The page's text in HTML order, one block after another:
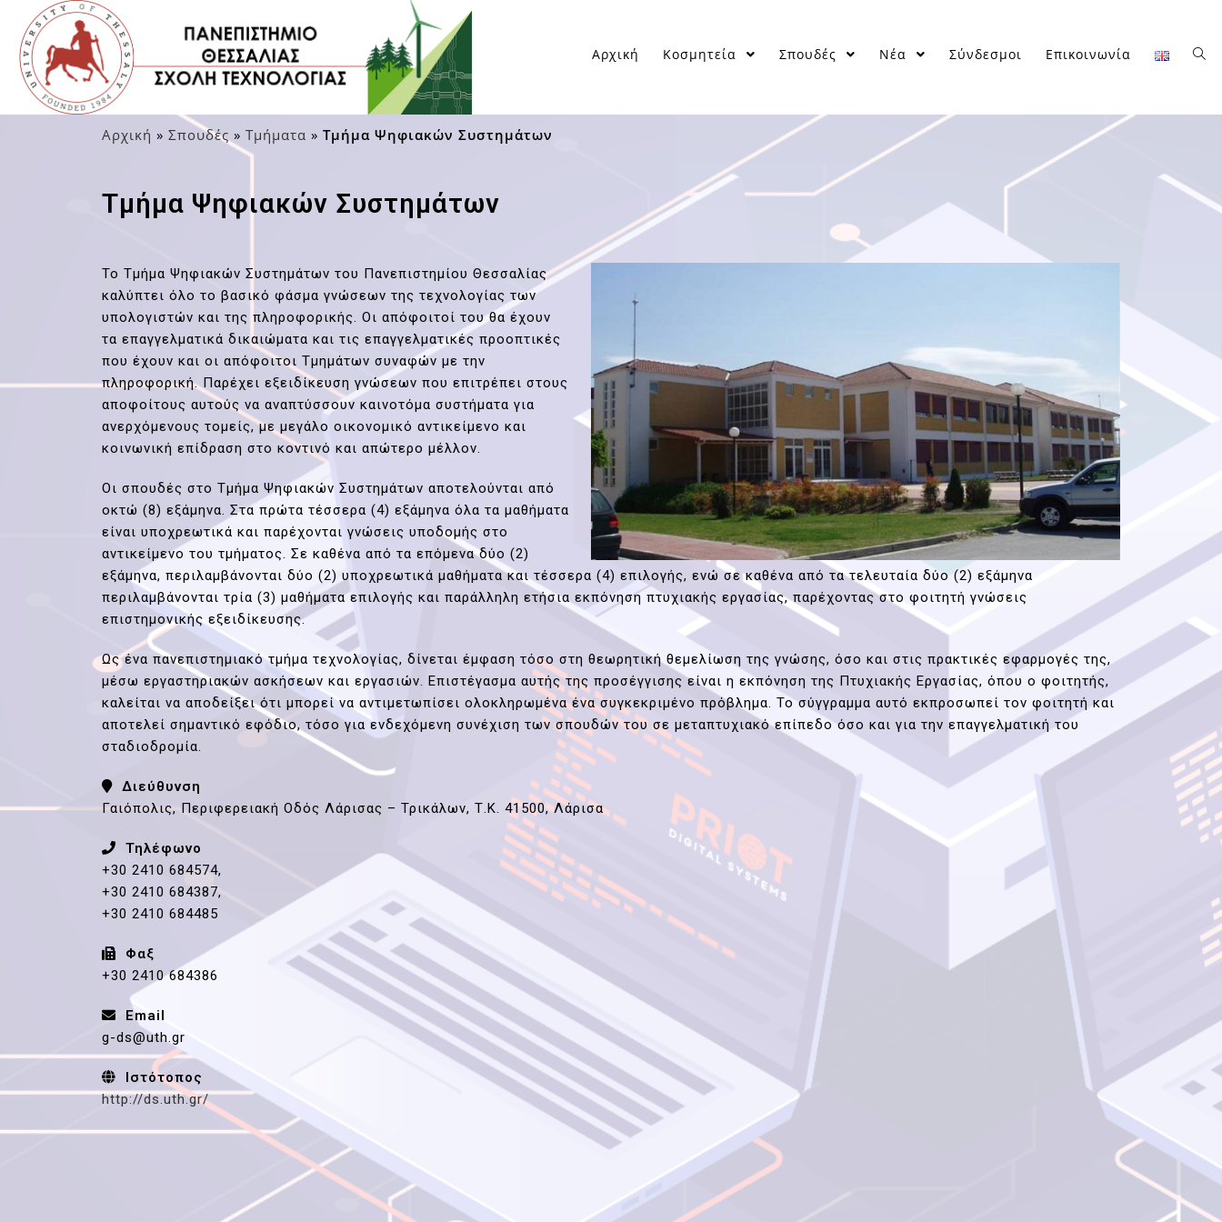
Αρχική Κοσμητεία Σπουδές Νέα Σύνδεσμοι Επικοινωνία
Αρχική » Σπουδές » Τμήματα » Τμήμα Ψηφιακών Συστημάτων
Τμήμα Ψηφιακών Συστημάτων
Το Τμήμα Ψηφιακών Συστημάτων του Πανεπιστημίου Θεσσαλίας
καλύπτει όλο το βασικό φάσμα γνώσεων της τεχνολογίας των
υπολογιστών και της πληροφορικής. Οι απόφοιτοί του θα έχουν
τα επαγγελματικά δικαιώματα και τις επαγγελματικές προοπτικές
που έχουν και οι απόφοιτοι Τμημάτων συναφών με την
πληροφορική. Παρέχει εξειδίκευση γνώσεων που επιτρέπει στους
αποφοίτους αυτούς να αναπτύσσουν καινοτόμα συστήματα για
ανερχόμενους τομείς, με μεγάλο οικονομικό αντικείμενο και
κοινωνική επίδραση στο κοντινό και απώτερο μέλλον.
Οι σπουδές στο Τμήμα Ψηφιακών Συστημάτων αποτελούνται από
οκτώ (8) εξάμηνα. Στα πρώτα τέσσερα (4) εξάμηνα όλα τα μαθήματα
είναι υποχρεωτικά και παρέχονται γνώσεις υποδομής στο
αντικείμενο του τμήματος. Σε καθένα από τα επόμενα δύο (2)
εξάμηνα, περιλαμβάνονται δύο (2) υποχρεωτικά μαθήματα και τέσσερα (4) επιλογής, ενώ σε καθένα από τα τελευταία δύο (2) εξάμηνα
περιλαμβάνονται τρία (3) μαθήματα επιλογής και παράλληλη ετήσια εκπόνηση πτυχιακής εργασίας, παρέχοντας στο φοιτητή γνώσεις
επιστημονικής εξειδίκευσης.
Ως ένα πανεπιστημιακό τμήμα τεχνολογίας, δίνεται έμφαση τόσο στη θεωρητική θεμελίωση της γνώσης, όσο και στις πρακτικές εφαρμογές της,
μέσω εργαστηριακών ασκήσεων και εργασιών. Επιστέγασμα αυτής της προσέγγισης είναι η εκπόνηση της Πτυχιακής Εργασίας, όπου ο φοιτητής,
καλείται να αποδείξει ότι μπορεί να αντιμετωπίσει ολοκληρωμένα ένα συγκεκριμένο πρόβλημα. Το σύγγραμμα αυτό εκπροσωπεί τον φοιτητή και
αποτελεί σημαντικό εφόδιο, τόσο για ενδεχόμενη συνέχιση των σπουδών του σε μεταπτυχιακό επίπεδο όσο και για την επαγγελματική του
σταδιοδρομία.
Διεύθυνση
Γαιόπολις, Περιφερειακή Οδός Λάρισας – Τρικάλων, Τ.Κ. 41500, Λάρισα
Τηλέφωνο
+30 2410 684574,
+30 2410 684387,
+30 2410 684485
Φαξ
+30 2410 684386
Email
g-ds@uth.gr
Ιστότοπος
http://ds.uth.gr/